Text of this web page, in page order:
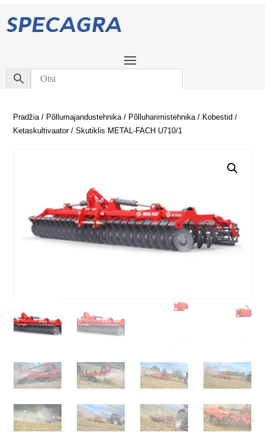
Pradžia/ Põllumajandustehnika/ Põlluharimistehnika/ Kobestid /
Ketaskultivaator/ Skutiklis METAL-FACH U710/1